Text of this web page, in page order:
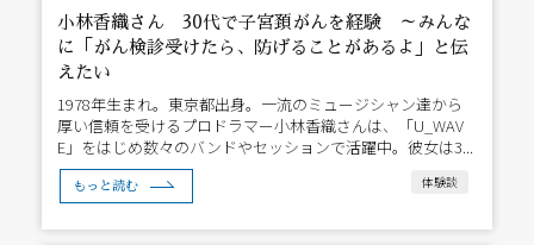
小林香織さん 30代で子宮頚がんを経験 ～みんな
に「がん検診受けたら、防げることがあるよ」と伝
えたい
1978年生まれ。東京都出身。一流のミュージシャン達から
厚い信頼を受けるプロドラマー小林香織さんは、「U_WAV
E」をはじめ数々のバンドやセッションで活躍中。彼女は3...
もっと読む 体験談